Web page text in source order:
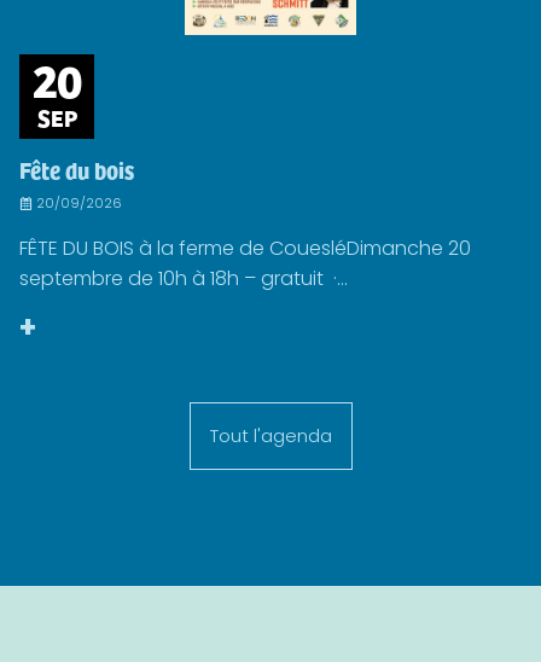
20
SEP
Fête du bois
20/09/2026
FÊTE DU BOIS à la ferme de CouesléDimanche 20
septembre de 10h à 18h – gratuit ·...
+
Tout l'agenda